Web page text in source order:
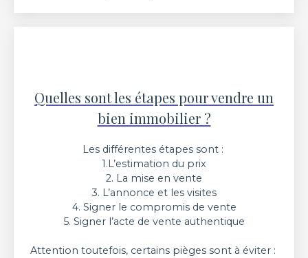
Quelles sont les étapes pour vendre un
bien immobilier ?
Les différentes étapes sont :
1.L’estimation du prix
2. La mise en vente
3. L’annonce et les visites
4. Signer le compromis de vente
5. Signer l’acte de vente authentique
Attention toutefois, certains pièges sont à éviter :